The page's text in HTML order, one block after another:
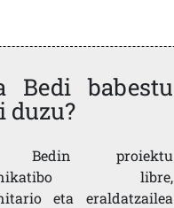
Bedi babestu
duzu?
Bedin proiektu
libre,
eta eraldatzailea